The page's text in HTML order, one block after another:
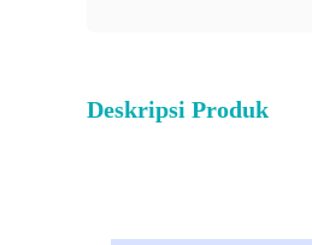
Deskripsi Produk